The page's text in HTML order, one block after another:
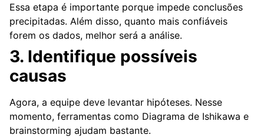
Essa etapa é importante porque impede conclusões
precipitadas. Além disso, quanto mais confiáveis
forem os dados, melhor será a análise.
3. Identifique possíveis
causas
Agora, a equipe deve levantar hipóteses. Nesse
momento, ferramentas como Diagrama de Ishikawa e
brainstorming ajudam bastante.